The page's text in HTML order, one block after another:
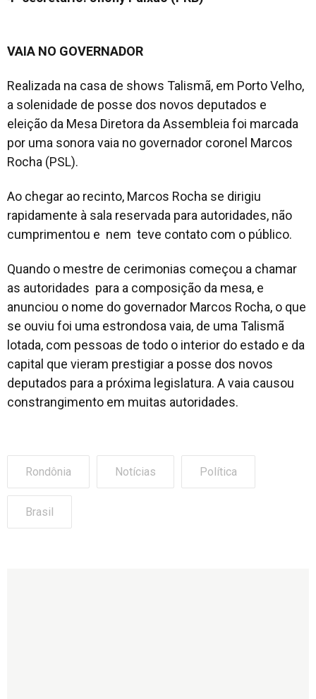
VAIA NO GOVERNADOR
Realizada na casa de shows Talismã, em Porto Velho,
a solenidade de posse dos novos deputados e
eleição da Mesa Diretora da Assembleia foi marcada
por uma sonora vaia no governador coronel Marcos
Rocha (PSL).
Ao chegar ao recinto, Marcos Rocha se dirigiu
rapidamente à sala reservada para autoridades, não
cumprimentou e nem teve contato com o público.
Quando o mestre de cerimonias começou a chamar
as autoridades para a composição da mesa, e
anunciou o nome do governador Marcos Rocha, o que
se ouviu foi uma estrondosa vaia, de uma Talismã
lotada, com pessoas de todo o interior do estado e da
capital que vieram prestigiar a posse dos novos
deputados para a próxima legislatura. A vaia causou
constrangimento em muitas autoridades.
Rondônia Notícias Política
Brasil